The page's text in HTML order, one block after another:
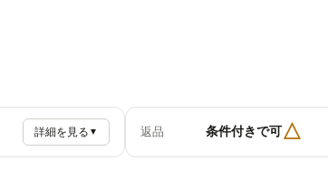
詳細を見る ▼ 返品 条件付きで可△